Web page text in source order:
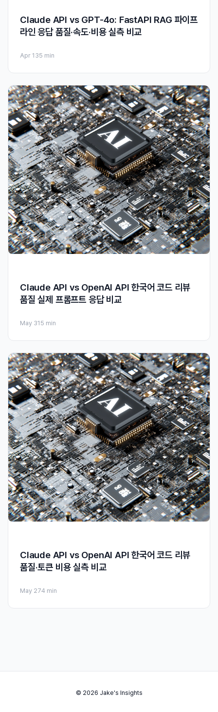
Claude API vs GPT-4o: FastAPI RAG 파이프
라인 응답 품질·속도·비용 실측 비교
Apr 135 min
Claude API vs OpenAI API 한국어 코드 리뷰
품질 실제 프롬프트 응답 비교
May 31 5 min
Claude API vs OpenAI API 한국어 코드 리뷰
품질·토큰 비용 실측 비교
May 274 min
© 2026 Jake's Insights